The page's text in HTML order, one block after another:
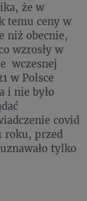
że w
temu ceny w
niż obecnie,
wzrosły w
wczesnej
w Polsce
i nie było
covid
roku, przed
tylko